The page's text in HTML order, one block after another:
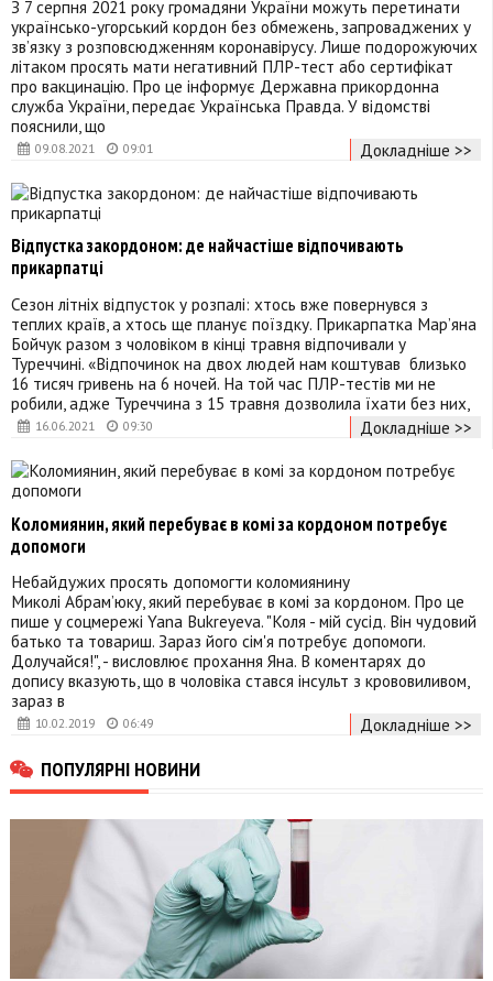
09.08.2021 09:01
З 7 серпня 2021 року громадяни України можуть перетинати
українсько-угорський кордон без обмежень, запроваджених у
зв’язку з розповсюдженням коронавірусу. Лише подорожуючих
літаком просять мати негативний ПЛР-тест або сертифікат
про вакцинацію. Про це інформує Державна прикордонна
служба України, передає Українська Правда. У відомстві
пояснили, що
Докладніше >>
16.06.2021 09:30
Відпустка закордоном: де найчастіше відпочивають
прикарпатці
Сезон літніх відпусток у розпалі: хтось вже повернувся з
теплих країв, а хтось ще планує поїздку. Прикарпатка Мар’яна
Бойчук разом з чоловіком в кінці травня відпочивали у
Туреччині. «Відпочинок на двох людей нам коштував близько
16 тисяч гривень на 6 ночей. На той час ПЛР-тестів ми не
робили, адже Туреччина з 15 травня дозволила їхати без них,
Докладніше >>
10.02.2019 06:49
Коломиянин, який перебуває в комі за кордоном потребує
допомоги
Небайдужих просять допомогти коломиянину
Миколі Абрам’юку, який перебуває в комі за кордоном. Про це
пише у соцмережі Yana Bukreyeva. "Коля - мій сусід. Він чудовий
батько та товариш. Зараз його сім'я потребує допомоги.
Долучайся!", - висловлює прохання Яна. В коментарях до
допису вказують, що в чоловіка стався інсульт з крововиливом,
зараз в
Докладніше >>
ПОПУЛЯРНІ НОВИНИ